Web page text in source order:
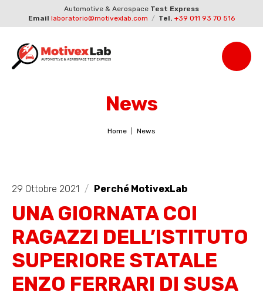
Automotive & Aerospace Test Express
Email laboratorio@motivexlab.com / Tel. +39 011 93 70 516
News
Home News
29 Ottobre 2021 / Perché MotivexLab
UNA GIORNATA COI
RAGAZZI DELL’ISTITUTO
SUPERIORE STATALE
ENZO FERRARI DI SUSA